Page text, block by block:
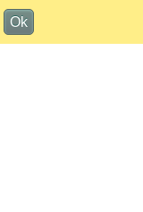
Ok